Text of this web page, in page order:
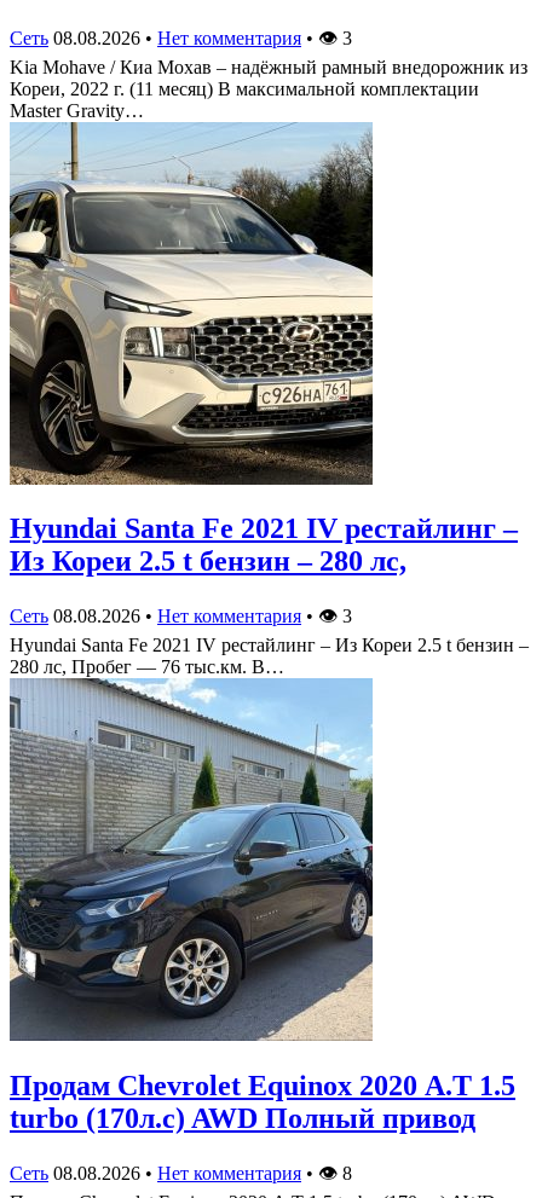
Сеть 08.08.2026 • Нет комментария • 👁 3
Kia Mohave / Киа Мохав – надёжный рамный внедорожник из
Кореи, 2022 г. (11 месяц) В максимальной комплектации
Master Gravity…
Hyundai Santa Fe 2021 IV рестайлинг –
Из Кореи 2.5 t бензин – 280 лс,
Сеть 08.08.2026 • Нет комментария • 👁 3
Hyundai Santa Fe 2021 IV рестайлинг – Из Кореи 2.5 t бензин –
280 лс, Пробег — 76 тыс.км. В…
Продам Chevrolet Equinox 2020 А.Т 1.5
turbo (170л.с) AWD Полный привод
Сеть 08.08.2026 • Нет комментария • 👁 8